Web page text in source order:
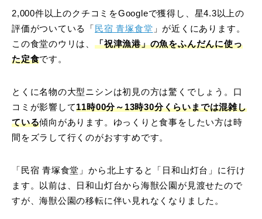
2,000件以上のクチコミをGoogleで獲得し、星4.3以上の
評価がついている「 民宿 青塚食堂 」が近くにあります。
この食堂のウリは、「祝津漁港」の魚をふんだんに使っ
た定食です。
とくに名物の大型ニシンは初見の方は驚くでしょう。口
コミが影響して11時00分～13時30分くらいまでは混雑し
ている傾向があります。ゆっくりと食事をしたい方は時
間をズラして行くのがおすすめです。
「民宿 青塚食堂」から北上すると「日和山灯台」に行け
ます。以前は、日和山灯台から海獣公園が見渡せたので
すが、海獣公園の移転に伴い見れなくなりました。